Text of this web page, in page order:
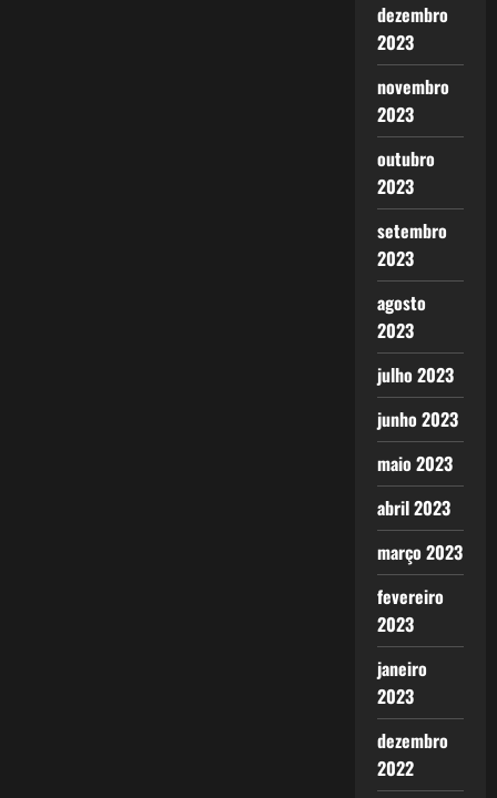
dezembro
2023
novembro
2023
outubro
2023
setembro
2023
agosto
2023
julho 2023
junho 2023
maio 2023
abril 2023
março 2023
fevereiro
2023
janeiro
2023
dezembro
2022